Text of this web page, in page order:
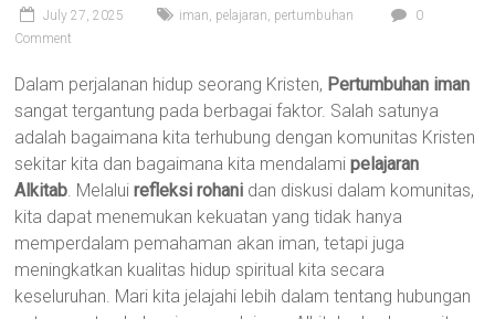
July 27, 2025 iman, pelajaran, pertumbuhan
0
Comment
Dalam perjalanan hidup seorang Kristen, Pertumbuhan iman
sangat tergantung pada berbagai faktor. Salah satunya
adalah bagaimana kita terhubung dengan komunitas Kristen
sekitar kita dan bagaimana kita mendalamipelajaran
Alkitab. Melaluirefleksi rohani dan diskusi dalam komunitas,
kita dapat menemukan kekuatan yang tidak hanya
memperdalam pemahaman akan iman, tetapi juga
meningkatkan kualitas hidup spiritual kita secara
keseluruhan. Mari kita jelajahi lebih dalam tentang hubungan